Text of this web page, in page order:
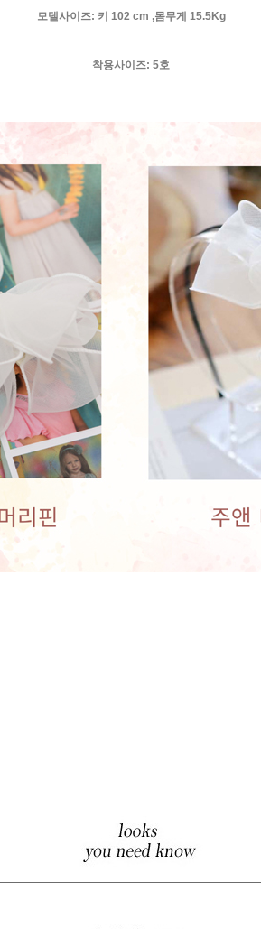
모델사이즈: 키 102 cm ,몸무게 15.5Kg
착용사이즈: 5호